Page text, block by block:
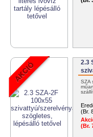
2.3
SZA
(Br.
(Br.